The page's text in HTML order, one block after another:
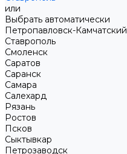
или
Выбрать автоматически
Петропавловск-Камчатский
Ставрополь
Смоленск
Саратов
Саранск
Самара
Салехард
Рязань
Ростов
Псков
Сыктывкар
Петрозаводск